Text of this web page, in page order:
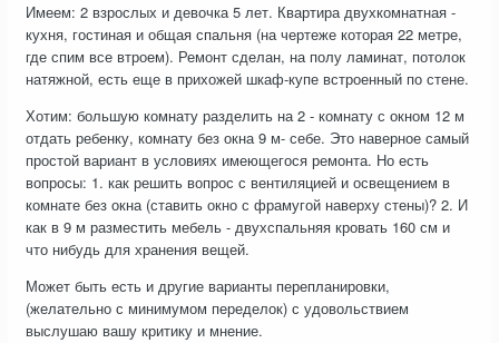
Имеем: 2 взрослых и девочка 5 лет. Квартира двухкомнатная -
кухня, гостиная и общая спальня (на чертеже которая 22 метре,
где спим все втроем). Ремонт сделан, на полу ламинат, потолок
натяжной, есть еще в прихожей шкаф-купе встроенный по стене.
Хотим: большую комнату разделить на 2 - комнату с окном 12 м
отдать ребенку, комнату без окна 9 м- себе. Это наверное самый
простой вариант в условиях имеющегося ремонта. Но есть
вопросы: 1. как решить вопрос с вентиляцией и освещением в
комнате без окна (ставить окно с фрамугой наверху стены)? 2. И
как в 9 м разместить мебель - двухспальняя кровать 160 см и
что нибудь для хранения вещей.
Может быть есть и другие варианты перепланировки,
(желательно с минимумом переделок) с удовольствием
выслушаю вашу критику и мнение.